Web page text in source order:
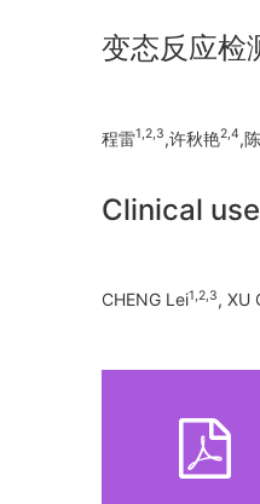
变态反应检
程雷1,2,3,许秋艳2,4,
Clinical
CHENG Lei1,2,3, XU